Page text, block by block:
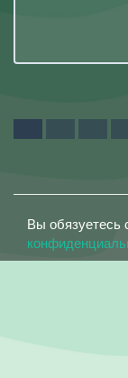
Вы обязуетесь